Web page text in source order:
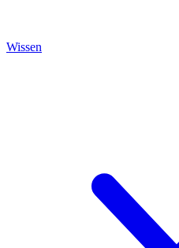
Wissen